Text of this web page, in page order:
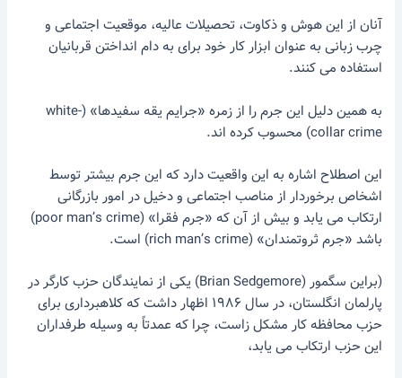
آنان از این هوش و ذکاوت، تحصیلات عالیه، موقعیت اجتماعی و
چرب زبانی به عنوان ابزار کار خود برای به دام انداختن قربانیان
استفاده می کنند.
به همین دلیل این جرم را از زمره «جرایم یقه سفیدها» (white-
collar crime) محسوب کرده اند.
این اصطلاح اشاره به این واقعیت دارد که این جرم بیشتر توسط
اشخاص برخوردار از مناصب اجتماعی و دخیل در امور بازرگانی
ارتکاب می یابد و بیش از آن که «جرم فقرا» (poor man’s crime)
باشد «جرم ثروتمندان» (rich man’s crime) است.
(براین سگمور (Brian Sedgemore) یکی از نمایندگان حزب کارگر در
پارلمان انگلستان، در سال ۱۹۸۶ اظهار داشت که کلاهبرداری برای
حزب محافظه کار مشکل زاست، چرا که عمدتاً به وسیله طرفداران
این حزب ارتکاب می یابد،